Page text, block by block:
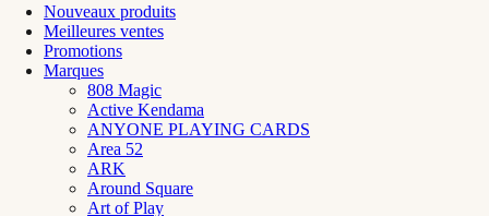
Nouveaux produits
Meilleures ventes
Promotions
Marques
808 Magic
Active Kendama
ANYONE PLAYING CARDS
Area 52
ARK
Around Square
Art of Play